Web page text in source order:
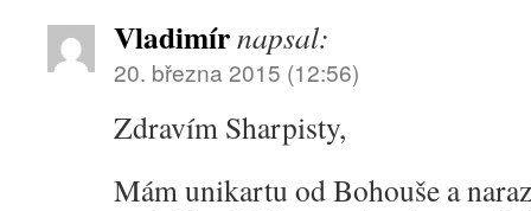
Vladimírnapsal:
20. března 2015 (12:56)
Zdravím Sharpisty,
Mám unikartu od Bohouše a